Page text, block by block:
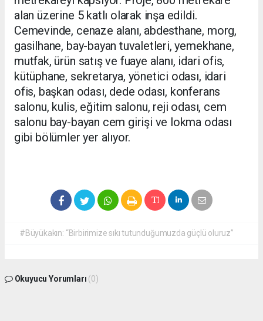
alan üzerine 5 katlı olarak inşa edildi.
Cemevinde, cenaze alanı, abdesthane, morg,
gasilhane, bay-bayan tuvaletleri, yemekhane,
mutfak, ürün satış ve fuaye alanı, idari ofis,
kütüphane, sekretarya, yönetici odası, idari
ofis, başkan odası, dede odası, konferans
salonu, kulis, eğitim salonu, reji odası, cem
salonu bay-bayan cem girişi ve lokma odası
gibi bölümler yer alıyor.
#Büyükakın: “Birbirimize sıkı tutunduğumuzda güçlü oluruz”
Okuyucu Yorumları (0)